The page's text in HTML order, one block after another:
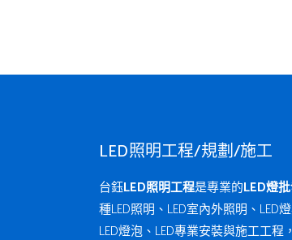
LED照明工程/規劃/施工
台鈺LED照明工程是專業的LED燈
種LED照明、LED室內外照明、LED
LED燈泡、LED專業安裝與施工工程